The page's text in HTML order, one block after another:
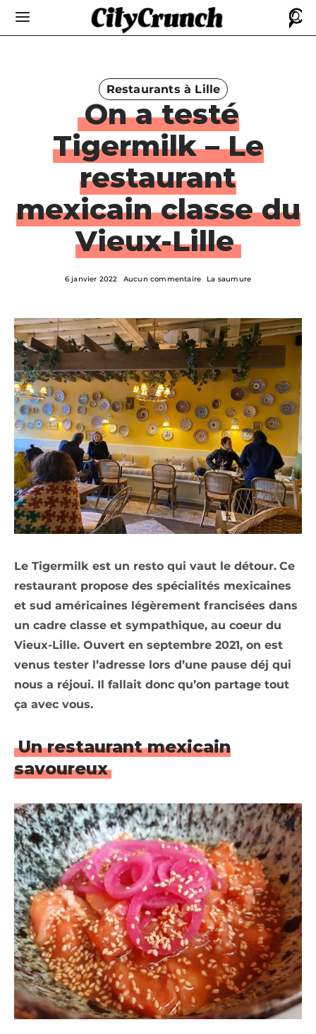
Restaurants à Lille
On a testé
Tigermilk – Le
restaurant
mexicain classe du
Vieux-Lille
6 janvier 2022 Aucun commentaire La saumure
Le Tigermilk est un resto qui vaut le détour. Ce
restaurant propose des spécialités mexicaines
et sud américaines légèrement francisées dans
un cadre classe et sympathique, au coeur du
Vieux-Lille. Ouvert en septembre 2021, on est
venus tester l’adresse lors d’une pause déj qui
nous a réjoui. Il fallait donc qu’on partage tout
ça avec vous.
Un restaurant mexicain
savoureux